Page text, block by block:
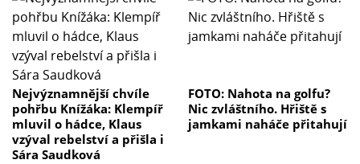
Nejvýznamnější chvíle
pohřbu Knížáka: Klempíř
mluvil o hádce, Klaus
vzýval rebelství a přišla i
Sára Saudková
FOTO: Nahota na golfu?
Nic zvláštního. Hřiště s
jamkami naháče přitahují